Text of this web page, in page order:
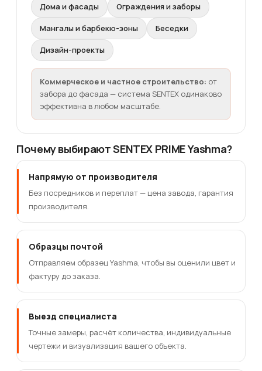
Дома и фасады Ограждения и заборы
Мангалы и барбекю-зоны Беседки
Дизайн-проекты
Коммерческое и частное строительство: от
забора до фасада — система SENTEX одинаково
эффективна в любом масштабе.
Почему выбирают SENTEX PRIME Yashma?
Напрямую от производителя
Без посредников и переплат — цена завода, гарантия
производителя.
Образцы почтой
Отправляем образец Yashma, чтобы вы оценили цвет и
фактуру до заказа.
Выезд специалиста
Точные замеры, расчёт количества, индивидуальные
чертежи и визуализация вашего объекта.